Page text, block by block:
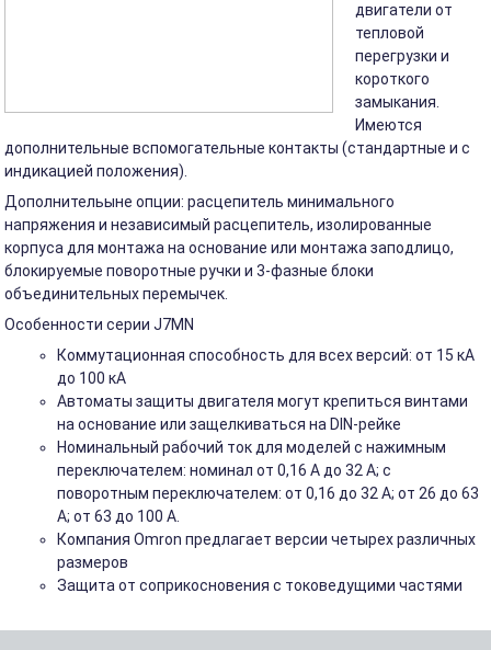
двигатели от
тепловой
перегрузки и
короткого
замыкания.
Имеются
дополнительные вспомогательные контакты (стандартные и с
индикацией положения).
Дополнительыне опции: расцепитель минимального
напряжения и независимый расцепитель, изолированные
корпуса для монтажа на основание или монтажа заподлицо,
блокируемые поворотные ручки и 3-фазные блоки
объединительных перемычек.
Особенности серии J7MN
Коммутационная способность для всех версий: от 15 кА
до 100 кА
Автоматы защиты двигателя могут крепиться винтами
на основание или защелкиваться на DIN-рейке
Номинальный рабочий ток для моделей с нажимным
переключателем: номинал от 0,16 А до 32 А; с
поворотным переключателем: от 0,16 до 32 А; от 26 до 63
А; от 63 до 100 А.
Компания Omron предлагает версии четырех различных
размеров
Защита от соприкосновения с токоведущими частями